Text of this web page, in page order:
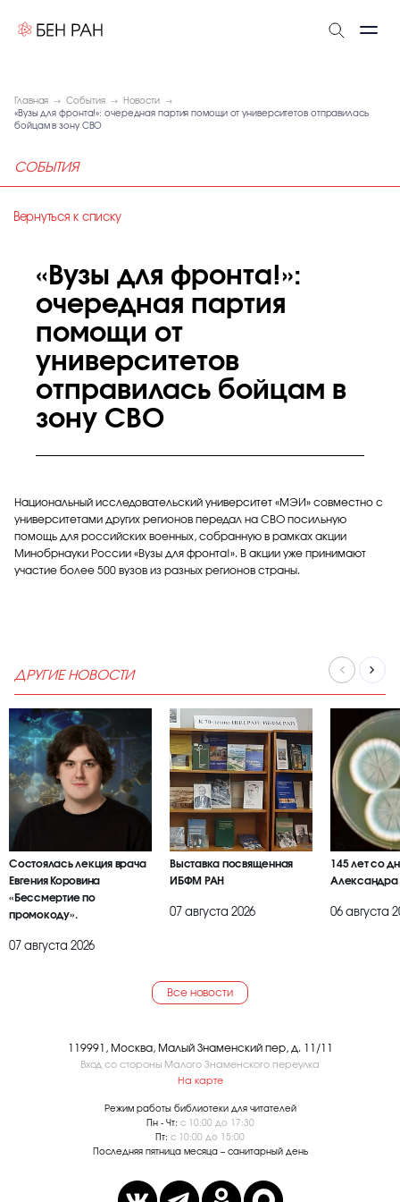
Главная События
Новости
«Вузы для фронта!»: очередная партия помощи от университетов отправилась
бойцам в зону СВО
СОБЫТИЯ
Вернуться к списку
«Вузы для фронта!»:
очередная партия
помощи от
университетов
отправилась бойцам в
зону СВО
Национальный исследовательский университет «МЭИ» совместно с
университетами других регионов передал на СВО посильную
помощь для российских военных, собранную в рамках акции
Минобрнауки России «Вузы для фронта!». В акции уже принимают
участие более 500 вузов из разных регионов страны.
ДРУГИЕ НОВОСТИ
Состоялась лекция врача
Евгения Коровина
«Бессмертие по
промокоду».
07 августа 2026
Выставка посвященная
ИБФМ РАН
07 августа 2026
145 лет со
Александра
06 августа
Все новости
119991, Москва, Малый Знаменский пер, д. 11/11
Вход со стороны Малого Знаменского переулка
На карте
Режим работы библиотеки для читателей
Пн - Чт: с 10:00 до 17:30
Пт: с 10:00 до 15:00
Последняя пятница месяца – санитарный день